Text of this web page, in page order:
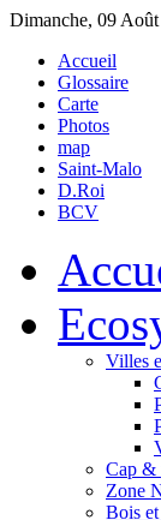
Dimanche, 09
Accueil
Glossaire
Carte
Photos
map
Saint-Malo
D.Roi
BCV
Eco
Villes
Cap &
Zone
Bois